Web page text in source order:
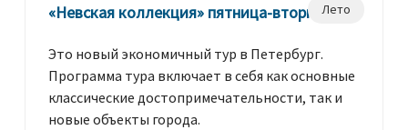
Лето
«Невская коллекция» пятница-вторник
Это новый экономичный тур в Петербург.
Программа тура включает в себя как основные
классические достопримечательности, так и
новые объекты города.